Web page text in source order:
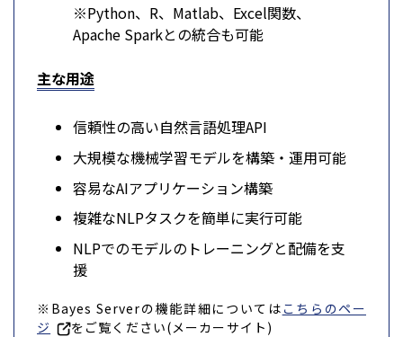
※Python、R、Matlab、Excel関数、
Apache Sparkとの統合も可能
主な用途
信頼性の高い自然言語処理API
大規模な機械学習モデルを構築・運用可能
容易なAIアプリケーション構築
複雑なNLPタスクを簡単に実行可能
NLPでのモデルのトレーニングと配備を支
援
※Bayes Serverの機能詳細については こちらのペー
ジ
をご覧ください(メーカーサイト)